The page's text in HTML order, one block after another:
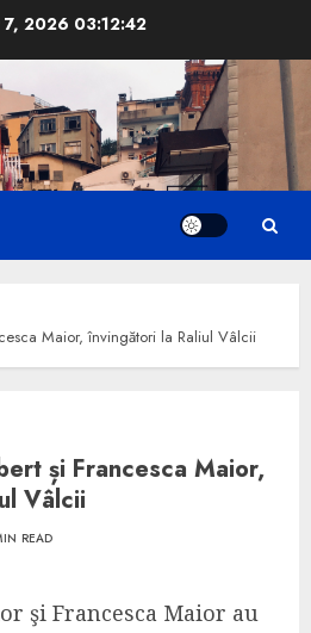
7, 2026 03:12:43
Maior, învingători la Raliul Vâlcii
și Francesca Maior,
Vâlcii
READ
şi Francesca Maior au